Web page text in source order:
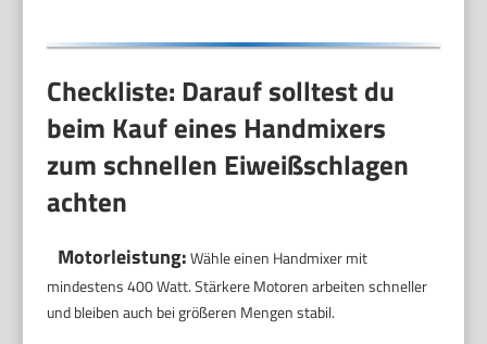
Checkliste: Darauf solltest du
beim Kauf eines Handmixers
zum schnellen Eiweißschlagen
achten
Motorleistung:Wähle einen Handmixer mit
mindestens 400 Watt. Stärkere Motoren arbeiten schneller
und bleiben auch bei größeren Mengen stabil.